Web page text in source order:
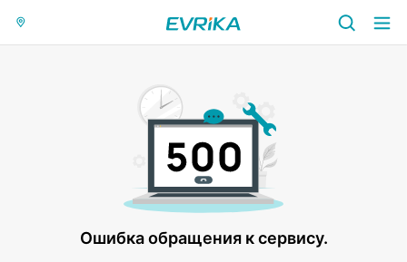
Ошибка обращения к сервису.